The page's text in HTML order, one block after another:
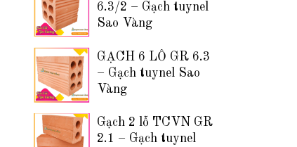
6.3/2 – Gạch tuynel
Sao Vàng
GẠCH 6 LỖ GR 6.3
– Gạch tuynel Sao
Vàng
Gạch 2 lỗ TCVN GR
2.1 – Gạch tuynel